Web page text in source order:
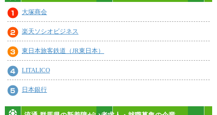
大塚商会
楽天ソシオビジネス
東日本旅客鉄道（JR東日本）
LITALICO
日本銀行